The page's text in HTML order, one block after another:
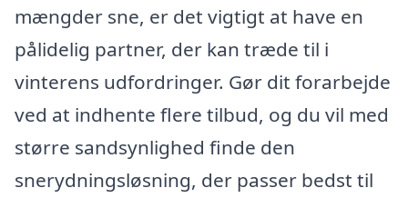
mængder sne, er det vigtigt at have en
pålidelig partner, der kan træde til i
vinterens udfordringer. Gør dit forarbejde
ved at indhente flere tilbud, og du vil med
større sandsynlighed finde den
snerydningsløsning, der passer bedst til